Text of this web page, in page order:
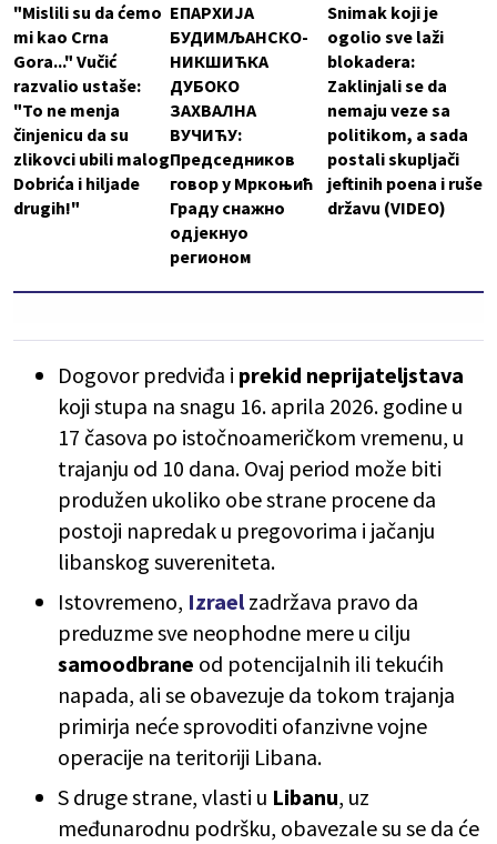
"Mislili su da ćemo
mi kao Crna
Gora..." Vučić
razvalio ustaše:
"To ne menja
činjenicu da su
zlikovci ubili malog
Dobrića i hiljade
drugih!"
ЕПАРХИЈА
БУДИМЉАНСКО-
НИКШИЋКА
ДУБОКО
ЗАХВАЛНА
ВУЧИЋУ:
Председников
говор у Мркоњић
Граду снажно
одјекнуо
регионом
Snimak koji je
ogolio sve laži
blokadera:
Zaklinjali se da
nemaju veze sa
politikom, a sada
postali skupljači
jeftinih poena i ruše
državu (VIDEO)
Dogovor predviđa i prekid neprijateljstava
koji stupa na snagu 16. aprila 2026. godine u
17 časova po istočnoameričkom vremenu, u
trajanju od 10 dana. Ovaj period može biti
produžen ukoliko obe strane procene da
postoji napredak u pregovorima i jačanju
libanskog suvereniteta.
Istovremeno, Izrael zadržava pravo da
preduzme sve neophodne mere u cilju
samoodbrane od potencijalnih ili tekućih
napada, ali se obavezuje da tokom trajanja
primirja neće sprovoditi ofanzivne vojne
operacije na teritoriji Libana.
S druge strane, vlasti u Libanu, uz
međunarodnu podršku, obavezale su se da će